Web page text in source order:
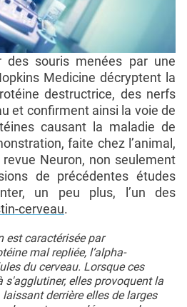
des souris menées par une
Medicine décryptent la
destructrice, des nerfs
et confirment ainsi la voie de
causant la maladie de
faite chez l’animal,
Neuron, non seulement
de précédentes études
un peu plus, l’un des
cerveau.
est caractérisée par
mal repliée, l’alpha-
du cerveau. Lorsque ces
s'agglutiner, elles provoquent la
derrière elles de larges